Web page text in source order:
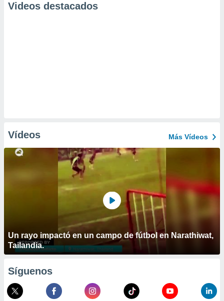
Videos destacados
Vídeos Más Vídeos
Un rayo impactó en un campo de fútbol en Narathiwat,
Tailandia.
Síguenos